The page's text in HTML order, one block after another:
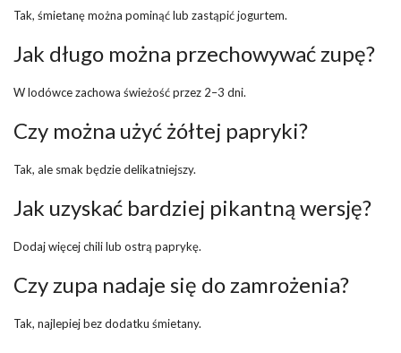
Tak, śmietanę można pominąć lub zastąpić jogurtem.
Jak długo można przechowywać zupę?
W lodówce zachowa świeżość przez 2–3 dni.
Czy można użyć żółtej papryki?
Tak, ale smak będzie delikatniejszy.
Jak uzyskać bardziej pikantną wersję?
Dodaj więcej chili lub ostrą paprykę.
Czy zupa nadaje się do zamrożenia?
Tak, najlepiej bez dodatku śmietany.